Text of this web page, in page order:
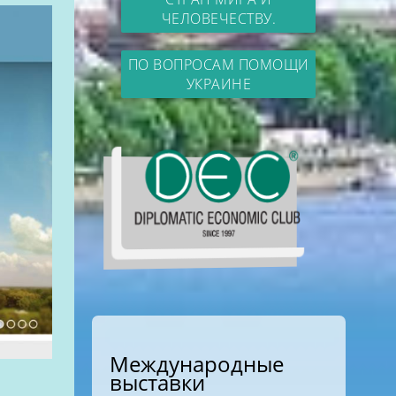
ЧЕЛОВЕЧЕСТВУ.
ПО ВОПРОСАМ ПОМОЩИ
УКРАИНЕ
Международные
выставки